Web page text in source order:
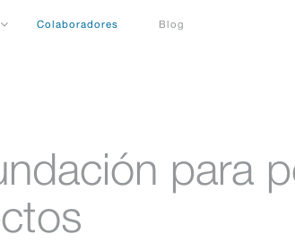
Colaboradores Blog
para